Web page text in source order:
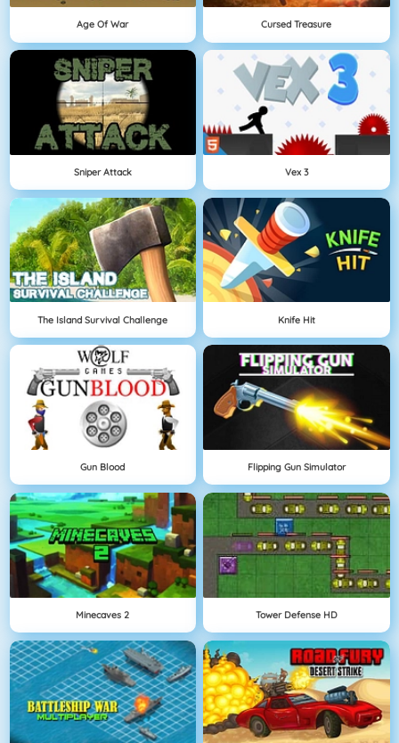
Age Of War Cursed Treasure
Sniper Attack Vex 3
The Island Survival Challenge Knife Hit
Gun Blood Flipping Gun Simulator
Minecaves 2 Tower Defense HD